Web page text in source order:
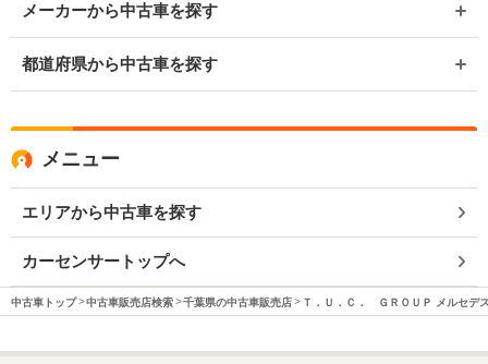
メーカーから中古車を探す
都道府県から中古車を探す
メニュー
エリアから中古車を探す
カーセンサートップへ
中古車トップ 中古車販売店検索 千葉県の中古車販売店 Ｔ．Ｕ．Ｃ． ＧＲＯＵＰ メルセデ